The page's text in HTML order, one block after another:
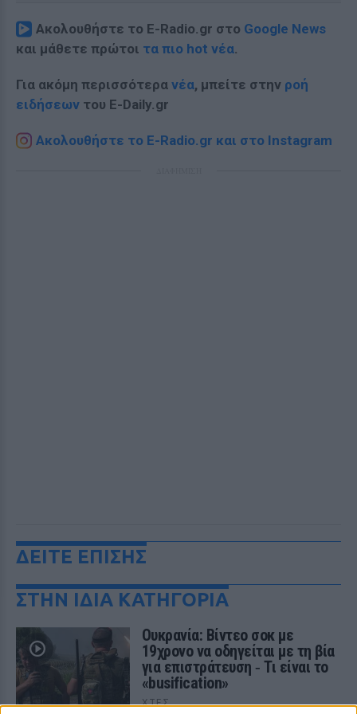
Ακολουθήστε το E-Radio.gr στο Google News
και μάθετε πρώτοι τα πιο hot νέα.
Για ακόμη περισσότερα νέα, μπείτε στην ροή
ειδήσεων του E-Daily.gr
Ακολουθήστε το E-Radio.gr και στο Instagram
ΔΕΙΤΕ ΕΠΙΣΗΣ
ΣΤΗΝ ΙΔΙΑ ΚΑΤΗΓΟΡΙΑ
Ουκρανία: Βίντεο σοκ με
19χρονο να οδηγείται με τη βία
για επιστράτευση ‑ Τι είναι το
«busification»
ΧΤΕΣ